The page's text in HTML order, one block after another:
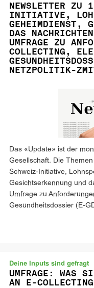
NEWSLETTER ZU
INITIATIVE,
GEHEIMDIENST,
DAS
UMFRAGE ZU
COLLECTING,
NETZPOLITIK-
Das «Update» ist der
Gesellschaft. Die
Schweiz-Initiative,
Gesichtserkennung und
Umfrage zu
Gesundheitsdossier (E-
Deine Inputs sind gefragt
UMFRAGE: WAS
AN E-